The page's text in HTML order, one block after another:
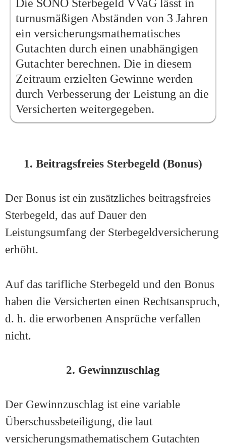
Die SONO Sterbegeld VVaG lässt in
turnusmäßigen Abständen von 3 Jahren
ein versicherungsmathematisches
Gutachten durch einen unabhängigen
Gutachter berechnen. Die in diesem
Zeitraum erzielten Gewinne werden
durch Verbesserung der Leistung an die
Versicherten weitergegeben.
1. Beitragsfreies Sterbegeld (Bonus)
Der Bonus ist ein zusätzliches beitragsfreies
Sterbegeld, das auf Dauer den
Leistungsumfang der Sterbegeldversicherung
erhöht.
Auf das tarifliche Sterbegeld und den Bonus
haben die Versicherten einen Rechtsanspruch,
d. h. die erworbenen Ansprüche verfallen
nicht.
2. Gewinnzuschlag
Der Gewinnzuschlag ist eine variable
Überschussbeteiligung, die laut
versicherungsmathematischem Gutachten